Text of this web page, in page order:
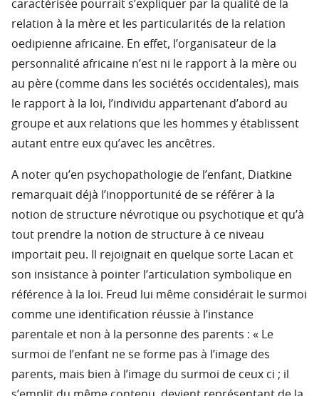
caractérisée pourrait s’expliquer par la qualité de la
relation à la mère et les particularités de la relation
oedipienne africaine. En effet, l’organisateur de la
personnalité africaine n’est ni le rapport à la mère ou
au père (comme dans les sociétés occidentales), mais
le rapport à la loi, l’individu appartenant d’abord au
groupe et aux relations que les hommes y établissent
autant entre eux qu’avec les ancêtres.
A noter qu’en psychopathologie de l’enfant, Diatkine
remarquait déjà l’inopportunité de se référer à la
notion de structure névrotique ou psychotique et qu’à
tout prendre la notion de structure à ce niveau
importait peu. Il rejoignait en quelque sorte Lacan et
son insistance à pointer l’articulation symbolique en
référence à la loi. Freud lui même considérait le surmoi
comme une identification réussie à l’instance
parentale et non à la personne des parents : « Le
surmoi de l’enfant ne se forme pas à l’image des
parents, mais bien à l’image du surmoi de ceux ci ; il